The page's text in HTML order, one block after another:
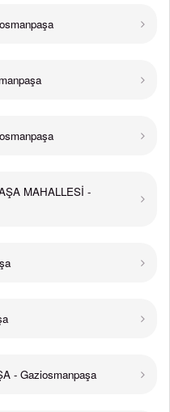
MAHALLESİ -
- Gaziosmanpaşa